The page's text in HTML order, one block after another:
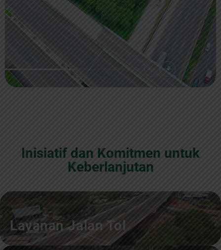
Inisiatif dan Komitmen untuk
Keberlanjutan
Layanan Jalan Tol